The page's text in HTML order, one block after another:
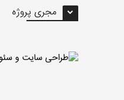
مجری پروژه